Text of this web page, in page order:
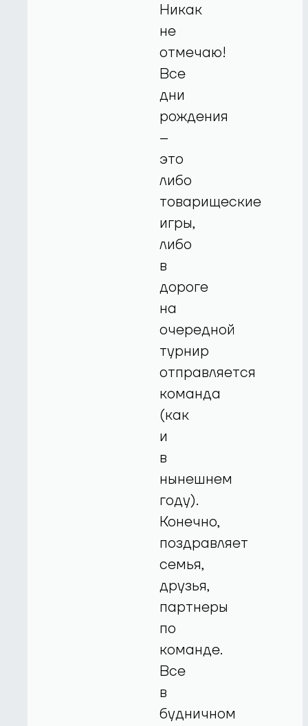
Никак
не
отмечаю!
Все
дни
рождения
–
это
либо
товарищеские
игры,
либо
в
дороге
на
очередной
турнир
отправляется
команда
(как
и
в
нынешнем
году).
Конечно,
поздравляет
семья,
друзья,
партнеры
по
команде.
Все
в
будничном